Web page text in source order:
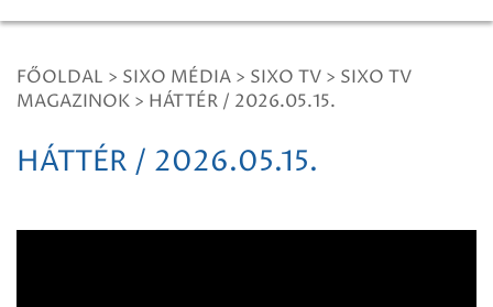
FŐOLDAL > SIXO MÉDIA > SIXO TV > SIXO TV
MAGAZINOK > HÁTTÉR / 2026.05.15.
HÁTTÉR / 2026.05.15.